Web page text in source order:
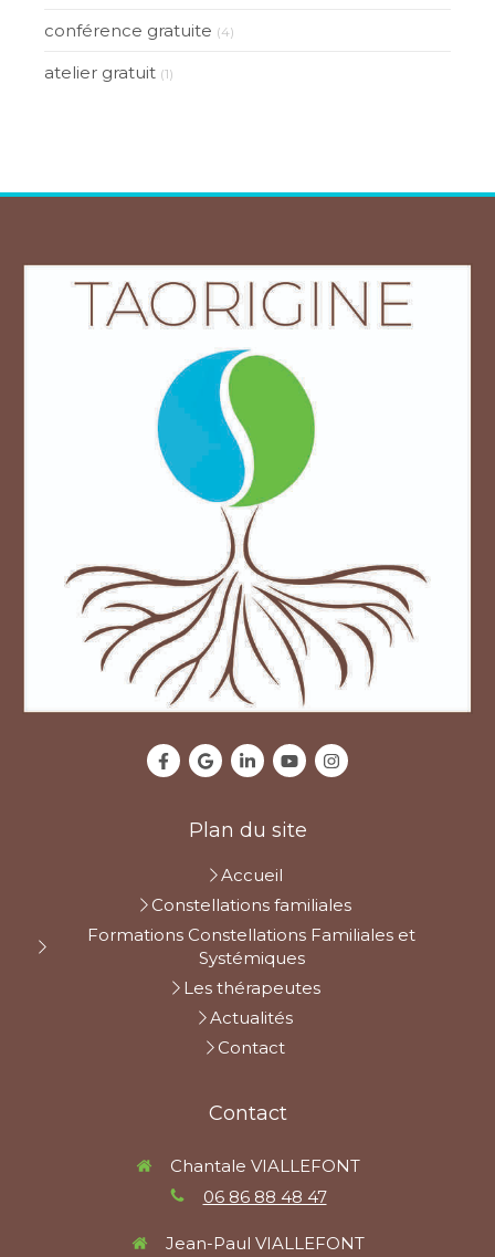
conférence gratuite (4)
atelier gratuit (1)
Plan du site
Accueil
Constellations familiales
Formations Constellations Familiales et
Systémiques
Les thérapeutes
Actualités
Contact
Contact
Chantale VIALLEFONT
06 86 88 48 47
Jean-Paul VIALLEFONT